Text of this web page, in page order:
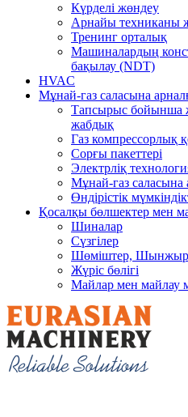
Күрделі жөндеу
Арнайы техниканы
Тренинг орталық
Машиналардың
бақылау (NDT)
HVAC
Мұнай-газ саласына
Тапсырыс бойынша
жабдық
Газ компрессорлық
Сорғы пакеттері
Электрліқ
Мұнай-газ саласына
Өндірістік
Қосалқы бөлшектер мен
Шиналар
Сүзгілер
Шөміштер, Шынжыр
Жүріс бөлігі
Майлар мен майлау